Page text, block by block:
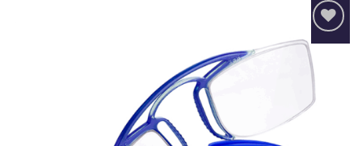
Añadir
lista
deseos